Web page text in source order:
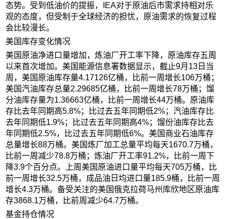
态势。受到低油价的提振，IEA对于原油后市需求持相对乐
观的态度，但受制于全球经济的担忧，原油需求的恢复过程
会比较漫长。
美国库存变化情况
美国原油净进口量增加，炼油厂开工率下降，原油库存五周
以来首次增加。美国能源信息署数据显示，截止9月13日当
周，美国原油库存量4.17126亿桶，比前一周增长106万桶；
美国汽油库存总量2.29685亿桶，比前一周增长78万桶；馏
分油库存量为1.36663亿桶，比前一周增长44万桶。原油库
存比去年同期高5.8%；比过去五年同期低2%；汽油库存比
去年同期低1.9%；比过去五年同期高4%；馏份油库存比去
年同期低2.5%，比过去五年同期低6%。美国商业石油库存
总量增长88万桶。美国炼厂加工总量平均每天1670.7万桶，
比前一周减少78.8万桶；炼油厂开工率91.2%，比前一周下
降3.9个百分点。上周美国原油进口量平均每天705万桶，比
前一周增长32.5万桶，成品油日均进口量185.9桶，比前一周
增长4.3万桶。备受关注的美国俄克拉荷马州库欣地区原油库
存3868.1万桶，比前周减少64.7万桶。
基金持仓情况